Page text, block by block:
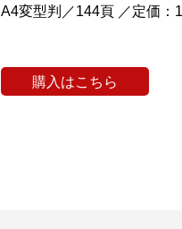
A4変型判／144頁 ／定価：
購入はこちら